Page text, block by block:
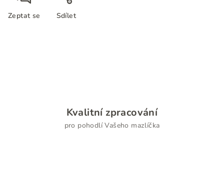
Zeptat se Sdílet
Kvalitní zpracování
pro pohodlí Vašeho mazlíčka